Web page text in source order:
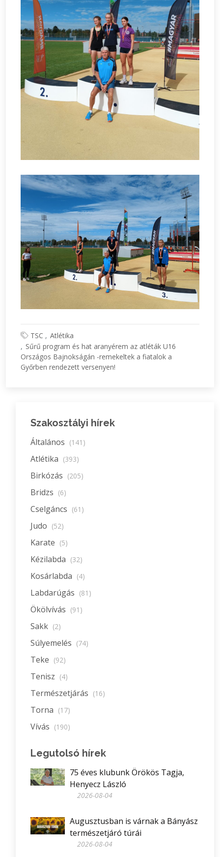
TSC
Atlétika
Sűrű program és hat aranyérem az atléták U16
Országos Bajnokságán -remekeltek a fiatalok a
Győrben rendezett versenyen!
Szakosztályi hírek
Általános (141)
Atlétika (393)
Birkózás (205)
Bridzs (6)
Cselgáncs (61)
Judo (52)
Karate (5)
Kézilabda (32)
Kosárlabda (4)
Labdarúgás (81)
Ökölvívás (91)
Sakk (2)
Súlyemelés (74)
Teke (92)
Tenisz (4)
Természetjárás (16)
Torna (17)
Vívás (190)
Legutolsó hírek
75 éves klubunk Örökös Tagja,
Henyecz László
2026-08-04
Augusztusban is várnak a Bányász
természetjáró túrái
2026-08-04